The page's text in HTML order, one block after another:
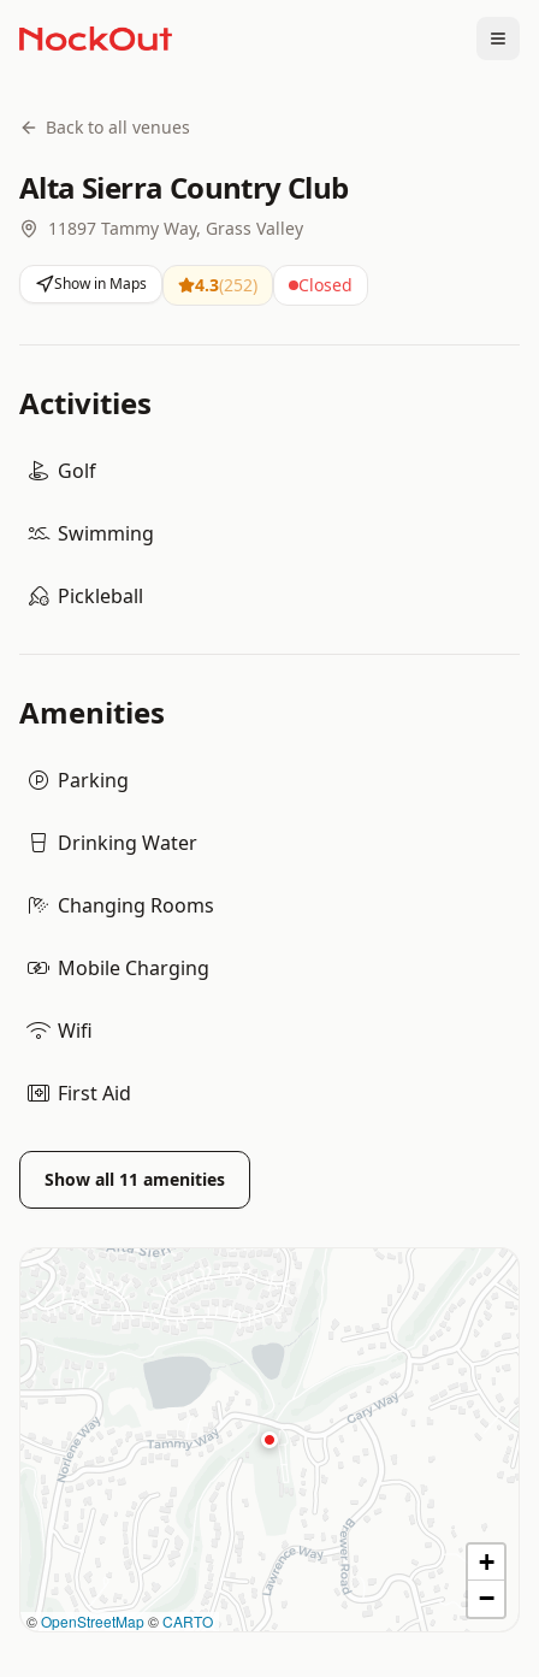
Back to all venues
Alta Sierra Country Club
11897 Tammy Way, Grass Valley
Show in Maps 4.3(252) Closed
Activities
Golf
Swimming
Pickleball
Amenities
Parking
Drinking Water
Changing Rooms
Mobile Charging
Wifi
First Aid
Show all 11 amenities
©OpenStreetMap©CARTO
+
−